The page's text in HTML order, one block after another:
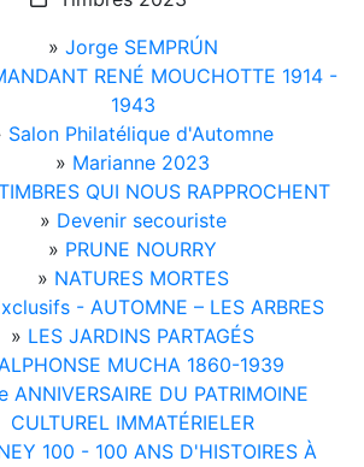
» Jorge SEMPRÚN
RENÉ MOUCHOTTE 1914 -
1943
Salon Philatélique d'Automne
» Marianne 2023
QUI NOUS RAPPROCHENT
» Devenir secouriste
» PRUNE NOURRY
» NATURES MORTES
- AUTOMNE – LES ARBRES
» LES JARDINS PARTAGÉS
MUCHA 1860-1939
ANNIVERSAIRE DU PATRIMOINE
CULTUREL IMMATÉRIELER
100 - 100 ANS D'HISTOIRES À